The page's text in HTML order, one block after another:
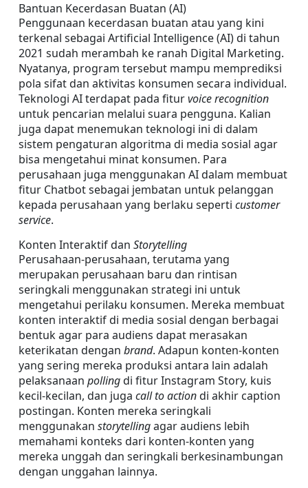
Bantuan Kecerdasan Buatan (AI)
Penggunaan kecerdasan buatan atau yang kini
terkenal sebagai Artificial Intelligence (AI) di tahun
2021 sudah merambah ke ranah Digital Marketing.
Nyatanya, program tersebut mampu memprediksi
pola sifat dan aktivitas konsumen secara individual.
Teknologi AI terdapat pada fitur voice recognition
untuk pencarian melalui suara pengguna. Kalian
juga dapat menemukan teknologi ini di dalam
sistem pengaturan algoritma di media sosial agar
bisa mengetahui minat konsumen. Para
perusahaan juga menggunakan AI dalam membuat
fitur Chatbot sebagai jembatan untuk pelanggan
kepada perusahaan yang berlaku seperti customer
service.
Konten Interaktif dan Storytelling
Perusahaan-perusahaan, terutama yang
merupakan perusahaan baru dan rintisan
seringkali menggunakan strategi ini untuk
mengetahui perilaku konsumen. Mereka membuat
konten interaktif di media sosial dengan berbagai
bentuk agar para audiens dapat merasakan
keterikatan dengan brand. Adapun konten-konten
yang sering mereka produksi antara lain adalah
pelaksanaan polling di fitur Instagram Story, kuis
kecil-kecilan, dan juga call to action di akhir caption
postingan. Konten mereka seringkali
menggunakan storytelling agar audiens lebih
memahami konteks dari konten-konten yang
mereka unggah dan seringkali berkesinambungan
dengan unggahan lainnya.